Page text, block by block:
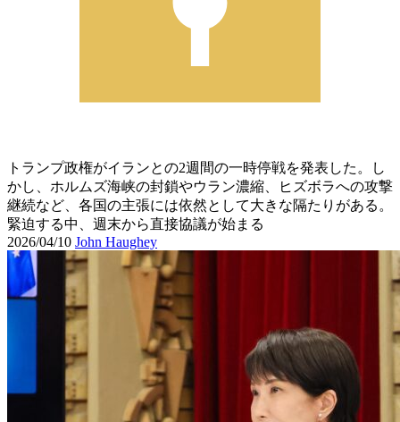
トランプ政権がイランとの2週間の一時停戦を発表した。し
かし、ホルムズ海峡の封鎖やウラン濃縮、ヒズボラへの攻撃
継続など、各国の主張には依然として大きな隔たりがある。
緊迫する中、週末から直接協議が始まる
2026/04/10 John Haughey